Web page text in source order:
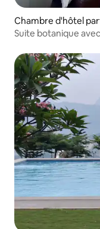
Chambre d'hôtel
Suite botanique